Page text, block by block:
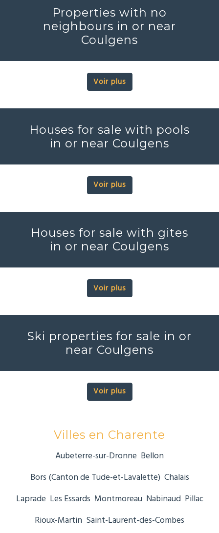
Properties with no
neighbours in or near
Coulgens
Voir plus
Houses for sale with pools
in or near Coulgens
Voir plus
Houses for sale with gites
in or near Coulgens
Voir plus
Ski properties for sale in or
near Coulgens
Voir plus
Villes en Charente
Aubeterre-sur-Dronne Bellon
Bors (Canton de Tude-et-Lavalette) Chalais
Laprade Les Essards Montmoreau Nabinaud Pillac
Rioux-Martin Saint-Laurent-des-Combes